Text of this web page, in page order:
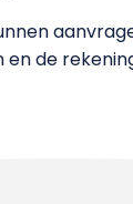
en de